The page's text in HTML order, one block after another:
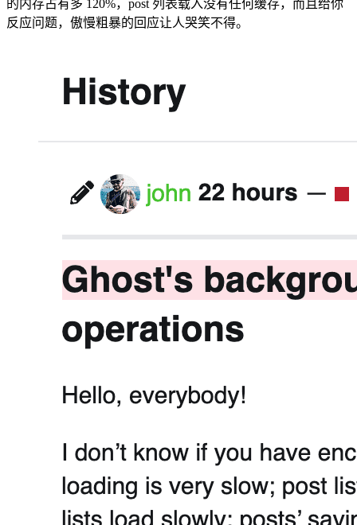
的内存占有多 120%，post 列表载入没有任何缓存，而且给你
反应问题，傲慢粗暴的回应让人哭笑不得。